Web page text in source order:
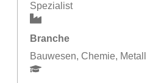
Spezialist
Branche
Bauwesen, Chemie, Metall